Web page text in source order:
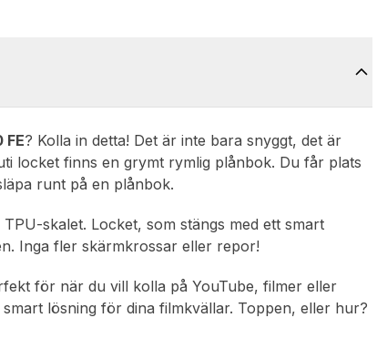
FE? Kolla in detta! Det är inte bara snyggt, det är
locket finns en grymt rymlig plånbok. Du får plats
runt på en plånbok.
skalet. Locket, som stängs med ett smart
Inga fler skärmkrossar eller repor!
för när du vill kolla på YouTube, filmer eller
lösning för dina filmkvällar. Toppen, eller hur?